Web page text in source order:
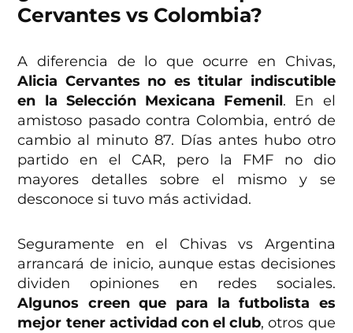
Cervantes vs Colombia?
A diferencia de lo que ocurre en Chivas,
Alicia Cervantes no es titular indiscutible
en la Selección Mexicana Femenil. En el
amistoso pasado contra Colombia, entró de
cambio al minuto 87. Días antes hubo otro
partido en el CAR, pero la FMF no dio
mayores detalles sobre el mismo y se
desconoce si tuvo más actividad.
Seguramente en el Chivas vs Argentina
arrancará de inicio, aunque estas decisiones
dividen opiniones en redes sociales.
Algunos creen que para la futbolista es
mejor tener actividad con el club, otros que